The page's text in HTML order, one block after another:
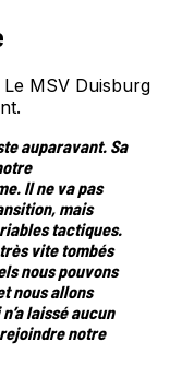
MSV Duisburg
auparavant. Sa
Il ne va pas
mais
tactiques.
vite tombés
nous pouvons
nous allons
laissé aucun
rejoindre notre